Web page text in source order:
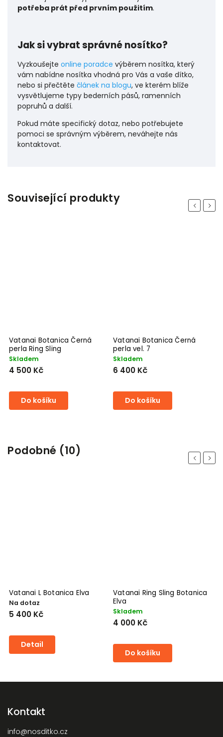
potřeba prát před prvním použitím.
Jak si vybrat správné nosítko?
Vyzkoušejte online poradce výběrem nosítka, který
vám nabídne nosítka vhodná pro Vás a vaše dítko,
nebo si přečtěte článek na blogu, ve kterém blíže
vysvětlujeme typy bederních pásů, ramenních
popruhů a další.
Pokud máte specifický dotaz, nebo potřebujete
pomoci se správným výběrem, neváhejte nás
kontaktovat.
Související produkty Previous
Vatanai Botanica Černá
perla Ring Sling
Skladem
4 500 Kč
Do košíku
Vatanai Botanica Černá
perla vel. 7
Skladem
6 400 Kč
Do košíku
Next
Podobné (10) Previous
Vatanai L Botanica Elva
Na dotaz
5 400 Kč
Detail
Vatanai Ring Sling Botanica
Elva
Skladem
4 000 Kč
Do košíku
Next
Kontakt
info@nosditko.cz